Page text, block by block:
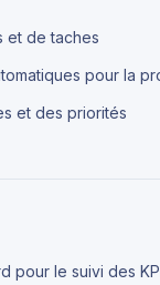
et de taches
pour la
et des priorités
pour le suivi des